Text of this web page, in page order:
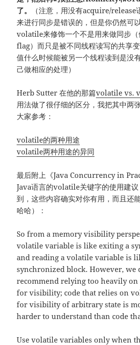
了。
（注意，用没有acquire/
来进行同步是错误的，但是你仍然可
volatile来修饰一个不是用来做同步
flag）而只是被不同线程读写的共享
值什么时候能被另一个线程读到是没
己做相应的处理）
Herb Sutter 在他的那篇volatile vs.
用法做了很仔细的区分，我把其中两
大家参考：
volatile的两种用途
volatile两种用途的异同
最后附上《Java Concurrency in
Java语言的volatile关键字的使用建
到，这些内容确实对你有用，而且还
哈哈）：
So from a memory visibility
volatile variable is like exiting a
and reading a volatile variable is
synchronized block. However, we
recommend relying too heavily
for visibility; code that relies on
for visibility of arbitrary state is
harder to understand than code
Use volatile variables only when